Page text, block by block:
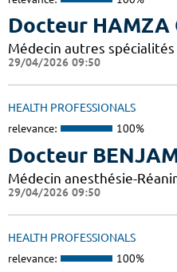
Docteur HAMZA
Médecin autres
29/04/2026 09:50
HEALTH PROFESSIONALS
relevance: 100%
Docteur
Médecin anesthésie-
29/04/2026 09:50
HEALTH PROFESSIONALS
relevance: 100%